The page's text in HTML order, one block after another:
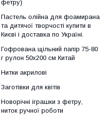
фетру)
Пастель олійна для фоамирана
та дитячої творчості купити в
Києві і доставка по Україні.
Гофрована щільний папір 75-80
г рулон 50х200 см Китай
Нитки акрилові
Заготівки для квітів
Новорічні іграшки з фетру,
ниток ручної роботи